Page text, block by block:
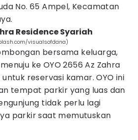
No. 65 Ampel, Kecamatan
Residence Syariah
visualsofdana)
bersama keluarga,
ke OYO 2656 Az Zahra
reservasi kamar. OYO ini
tempat parkir yang luas dan
tidak perlu lagi
parkir saat memutuskan